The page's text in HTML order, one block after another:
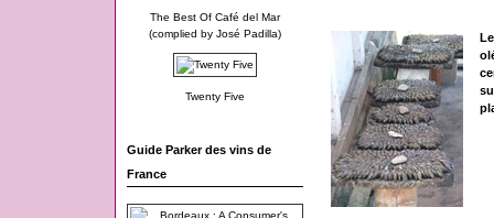
The Best Of Café del Mar
(complied by José Padilla)
Twenty Five
Guide Parker des vins de
France